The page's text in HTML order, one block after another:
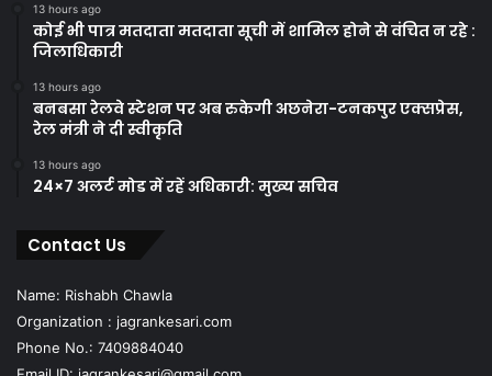
13 hours ago
कोई भी पात्र मतदाता मतदाता सूची में शामिल होने से वंचित न रहे :
जिलाधिकारी
13 hours ago
बनबसा रेलवे स्टेशन पर अब रुकेगी अछनेरा-टनकपुर एक्सप्रेस,
रेल मंत्री ने दी स्वीकृति
13 hours ago
24×7 अलर्ट मोड में रहें अधिकारी: मुख्य सचिव
Contact Us
Name: Rishabh Chawla
Organization : jagrankesari.com
Phone No.: 7409884040